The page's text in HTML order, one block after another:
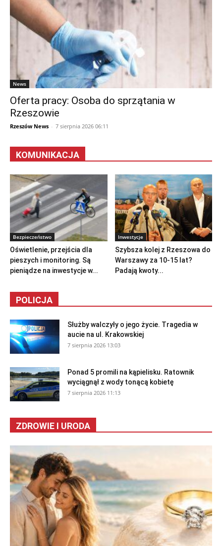
News
Oferta pracy: Osoba do sprzątania w
Rzeszowie
Rzeszów News - 7 sierpnia 2026 06:11
KOMUNIKACJA
Bezpieczeństwo
Oświetlenie, przejścia dla
pieszych i monitoring. Są
pieniądze na inwestycje w...
Inwestycje
Szybsza kolej z Rzeszowa do
Warszawy za 10-15 lat?
Padają kwoty...
POLICJA
Służby walczyły o jego życie. Tragedia w
aucie na ul. Krakowskiej
7 sierpnia 2026 13:03
Ponad 5 promili na kąpielisku. Ratownik
wyciągnął z wody tonącą kobietę
7 sierpnia 2026 11:13
ZDROWIE I URODA